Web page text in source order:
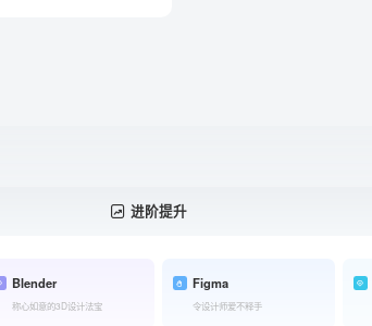
进阶提升
Blender
称心如意的3D设计法宝
Figma
令设计师爱不释手